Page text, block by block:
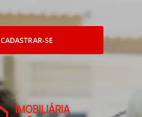
CADASTRAR-SE